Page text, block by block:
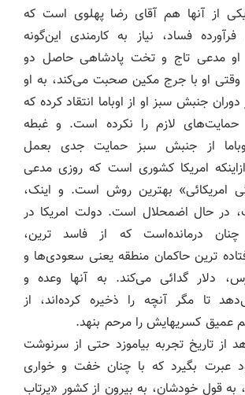
از آنها هم آقای رضا پهلوی است که
فساد، نیاز به کارمندی این‌گونه
او مدعی تاج و تخت پادشاهی حاصل دو
وقتی او با جرج مکین صحبت می‌کند، به او
جنبش سبز او از اوباما انتقاد کرده که
لازم را نکرده است. و غبطه
از جنبش سبز حمایت جدی بعمل
امریکا کشوری است که روزی مدعی
امریکائی» بهترین روش است. و اینک،
در حال اضمحلال است. دولت امریکا در
درمانده‌است که از فاسد ترین،
ترین حاکمان منطقه یعنی سعودی‌ها و
دلار گدائی می‌کند. به آنها وعده و
تا مگر آنچه را ذخیره کرده‌اند، از
عمیق کسریهایش را مرحم بنهد.
از تاریخ تجربه بیاموزد حتی از سرنوشت
عبرت بگیرد که با چنان خفت و خواری
به قول خودشان، به بیرون از کشور «پرتاب